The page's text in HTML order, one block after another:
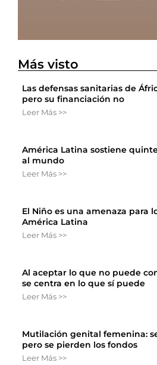
Más visto
Las defensas sanitarias de
pero su financiación no
Leer Más >>
América Latina sostiene
al mundo
Leer Más >>
El Niño es una amenaza para
América Latina
Leer Más >>
Al aceptar lo que no puede
se centra en lo que sí puede
Leer Más >>
Mutilación genital femenina:
pero se pierden los fondos
Leer Más >>